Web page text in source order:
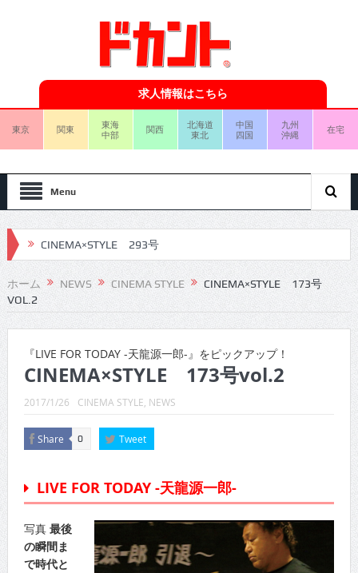
求人情報はこちら
東京 関東
東海
中部
関西
北海道
東北
中国
四国
九州
沖縄
在宅
Menu
CINEMA×STYLE 293号
CINEMA×STYLE 292号
CINEMA×STYLE 291号
CINEMA×STYLE 289号
CINEMA×STYLE 288号
CINEMA×STYLE 287号
CINEMA×STYLE 285号
CINEMA×STYLE 294号
ホーム NEWS CINEMA STYLE
CINEMA×STYLE 173号
VOL.2
『LIVE FOR TODAY -天龍源一郎-』をピックアップ！
CINEMA×STYLE 173号vol.2
2017/1/26 CINEMA STYLE NEWS
Share 0 Tweet
LIVE FOR TODAY -天龍源一郎-
写真 最後
の瞬間ま
で時代と